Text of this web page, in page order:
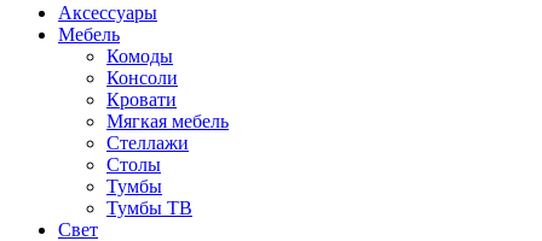
Аксессуары
Мебель
Комоды
Консоли
Кровати
Мягкая мебель
Стеллажи
Столы
Тумбы
Тумбы ТВ
Свет